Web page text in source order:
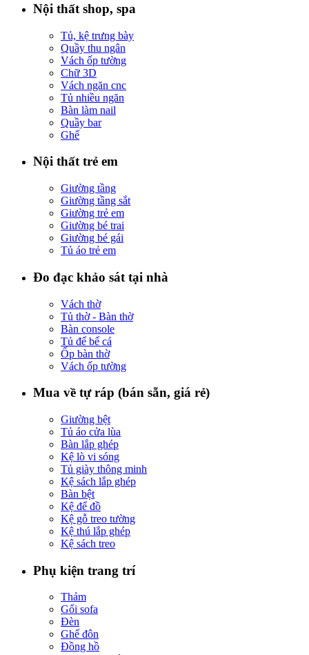
Nội thất shop, spa
Tủ, kệ trưng bày
Quầy thu ngân
Vách ốp tường
Chữ 3D
Vách ngăn cnc
Tủ nhiều ngăn
Bàn làm nail
Quầy bar
Ghế
Nội thất trẻ em
Giường tầng
Giường tầng sắt
Giường trẻ em
Giường bé trai
Giường bé gái
Tủ áo trẻ em
Đo đạc khảo sát tại nhà
Vách thờ
Tủ thờ - Bàn thờ
Bàn console
Tủ để bể cá
Ốp bàn thờ
Vách ốp tường
Mua về tự ráp (bán sẵn, giá rẻ)
Giường bệt
Tủ áo cửa lùa
Bàn lắp ghép
Kệ lò vi sóng
Tủ giày thông minh
Kệ sách lắp ghép
Bàn bệt
Kệ để đồ
Kệ gỗ treo tường
Kệ thú lắp ghép
Kệ sách treo
Phụ kiện trang trí
Thảm
Gối sofa
Đèn
Ghế đôn
Đồng hồ